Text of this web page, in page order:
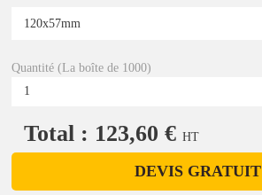
Quantité (La boîte de 1000)
Total : 123,60 € HT
DEVIS GRATUIT